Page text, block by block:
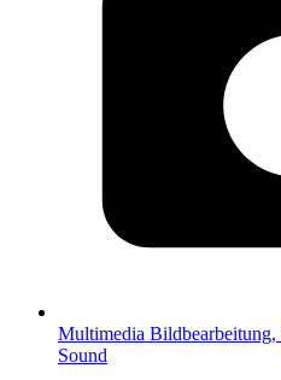
Multimedia
Sound